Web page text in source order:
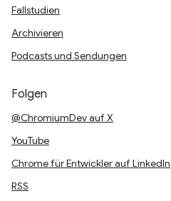
Fallstudien
Archivieren
Podcasts und Sendungen
Folgen
@ChromiumDev auf X
YouTube
Chrome für Entwickler auf LinkedIn
RSS